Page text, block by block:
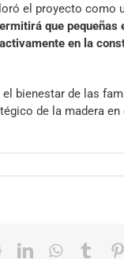
el proyecto como
que pequeñas
en la
bienestar de las
de la madera
RedditLinkedInWhatsApp